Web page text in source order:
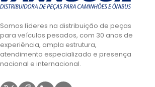
Somos líderes na distribuição de peças
para veículos pesados, com 30 anos de
experiência, ampla estrutura,
atendimento especializado e presença
nacional e internacional.